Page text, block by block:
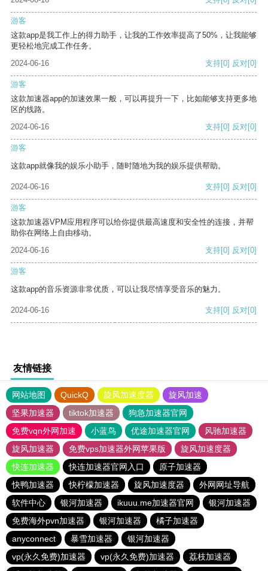
游客
这款app是我工作上的得力助手，让我的工作效率提高了50%，让我能够
更轻松地完成工作任务。
2024-06-16
支持[0] 反对[0]
游客
这款加速器app的加速效果一般，可以再提升一下，比如能够支持更多地
区的线路。
2024-06-16
支持[0] 反对[0]
游客
这款app就像我的娱乐小助手，随时随地为我的娱乐提供帮助。
2024-06-16 支持[0] 反对[0]
游客
这款加速器VPM应用程序可以给你提供最高速度和安全性的连接，并帮
助你在网络上自由移动。
2024-06-16
支持[0] 反对[0]
游客
这款app的音乐资源非常优质，可以让我尽情享受音乐的魅力。
2024-06-16 支持[0] 反对[0]
友情链接
网站地图 QuickQ 旋风加速度器
旋风加速
坚果加速器
tiktok加速器
狗急加速器官网
免费vqn外网加速
小蓝鸟 优途加速器官网
风驰加速器
旋风加速器
免费vps加速器外网苹果版
旋风加速度器
快连加速器
快连加速器官网入口
原子加速器
快鸭加速器
快柠檬加速器 旋风加速度器
外网网址导航
软件中心
银河加速器 ikuuu.me加速器官网
银河加速器
免费海外pvn加速器
银河加速器
橘子加速器
anyconnect
暴雪加速器
银河加速器
vp(永久免费)加速器
vp(永久免费)加速器
荔枝加速器